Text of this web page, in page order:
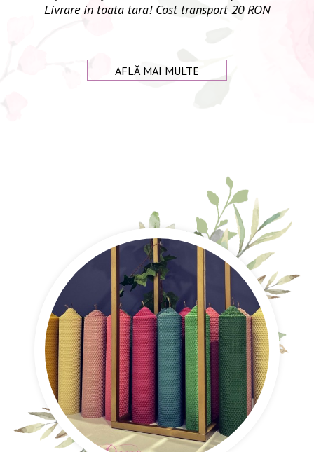
Livrare in toata tara! Cost transport 20 RON
AFLĂ MAI MULTE